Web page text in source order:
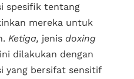
spesifik tentang
mereka untuk
Ketiga, jenis doxing
dilakukan dengan
yang bersifat sensitif